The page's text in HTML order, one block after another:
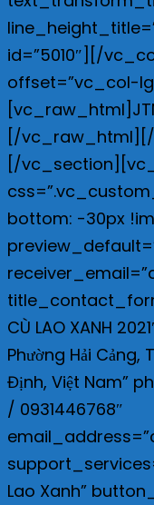
id=”5010″][/
offset=”vc_col-
[/
[/
bottom: -30px
CÙ LAO XANH
Phường Hải Cảng,
Định, Việt Nam”
/ 0931446768″
Lao Xanh”